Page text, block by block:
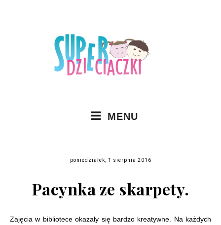
MENU
poniedziałek, 1 sierpnia 2016
Pacynka ze skarpety.
Zajęcia w bibliotece okazały się bardzo kreatywne. Na każdych